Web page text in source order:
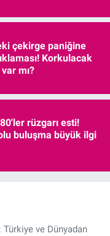
çekirge paniğine
Korkulacak
mı?
rüzgarı esti!
buluşma büyük ilgi
ve Dünyadan